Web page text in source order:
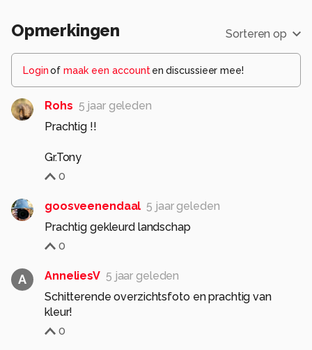
Opmerkingen Sorteren op
Loginof maak een account en discussieer mee!
Rohs 5 jaar geleden
Prachtig !!
Gr.Tony
0
goosveenendaal 5 jaar geleden
Prachtig gekleurd landschap
0
A AnneliesV 5 jaar geleden
Schitterende overzichtsfoto en prachtig van
kleur!
0